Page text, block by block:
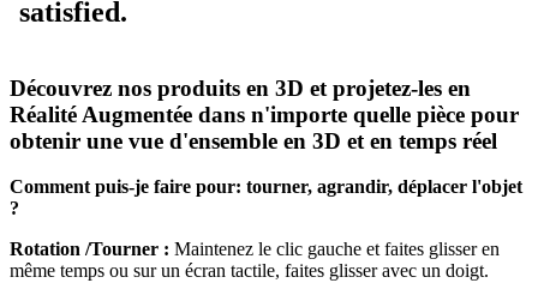
Découvrez nos produits en 3D et projetez-les en
Réalité Augmentée dans n'importe quelle pièce pour
obtenir une vue d'ensemble en 3D et en temps réel
Comment puis-je faire pour: tourner, agrandir, déplacer l'objet
?
Rotation /Tourner : Maintenez le clic gauche et faites glisser en
même temps ou sur un écran tactile, faites glisser avec un doigt.